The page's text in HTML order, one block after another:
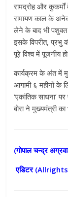
रामद्रोह और
रामायण काल के
लेने के बाद भी पशुवत
इसके विपरीत,
पूरे विश्व में पूजनीय
कार्यक्रम के अंत में
आगामी ६ महीनों के
‘एकांतिक साधना’
बोरा ने मुख्यमंत्री
(गोपाल चन्द्र
एडिटर (